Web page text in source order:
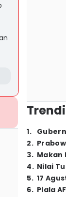
1.
2.
3. Makan
4. Nilai
5. 17
6. Piala